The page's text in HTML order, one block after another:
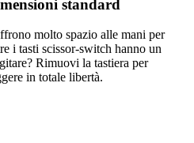
standard
molto spazio alle mani per
i tasti scissor-switch hanno un
Rimuovi la tastiera per
in totale libertà.